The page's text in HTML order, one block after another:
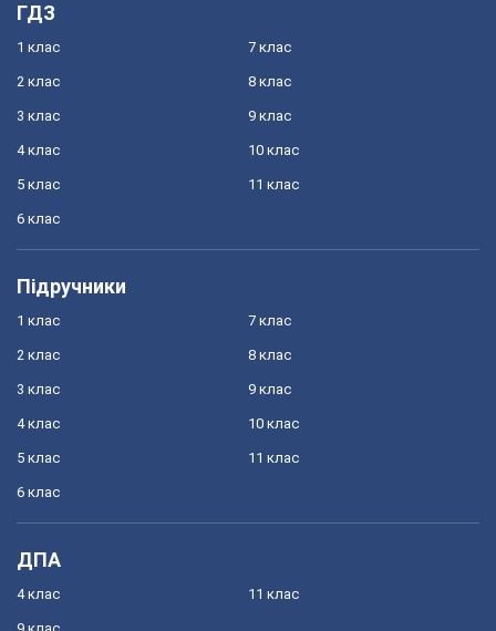
ГДЗ
1 клас
2 клас
3 клас
4 клас
5 клас
6 клас
7 клас
8 клас
9 клас
10 клас
11 клас
Підручники
1 клас
2 клас
3 клас
4 клас
5 клас
6 клас
7 клас
8 клас
9 клас
10 клас
11 клас
ДПА
4 клас 11 клас